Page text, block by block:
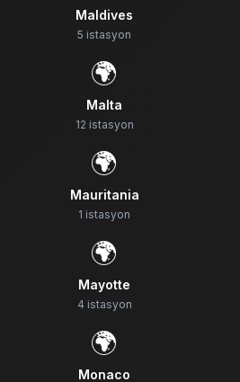
Maldives
5 istasyon
🌍
Malta
12 istasyon
🌍
Mauritania
1 istasyon
🌍
Mayotte
4 istasyon
🌍
Monaco